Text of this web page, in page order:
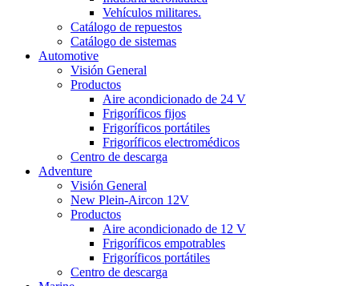
Vehículos militares.
Catálogo de repuestos
Catálogo de sistemas
Automotive
Visión General
Productos
Aire acondicionado de 24 V
Frigoríficos fijos
Frigoríficos portátiles
Frigoríficos electromédicos
Centro de descarga
Adventure
Visión General
New Plein-Aircon 12V
Productos
Aire acondicionado de 12 V
Frigoríficos empotrables
Frigoríficos portátiles
Centro de descarga